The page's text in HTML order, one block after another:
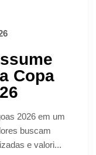
Copa
2026 em um
buscam
e valori...